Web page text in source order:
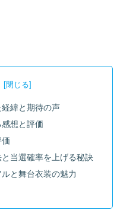
経緯と期待の声
想と評価
当選確率を上げる秘訣
と舞台衣装の魅力